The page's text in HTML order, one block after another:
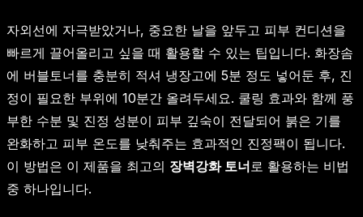
자외선에 자극받았거나, 중요한 날을 앞두고 피부 컨디션을
빠르게 끌어올리고 싶을 때 활용할 수 있는 팁입니다. 화장솜
에 버블토너를 충분히 적셔 냉장고에 5분 정도 넣어둔 후, 진
정이 필요한 부위에 10분간 올려두세요. 쿨링 효과와 함께 풍
부한 수분 및 진정 성분이 피부 깊숙이 전달되어 붉은 기를
완화하고 피부 온도를 낮춰주는 효과적인 진정팩이 됩니다.
이 방법은 이 제품을 최고의 장벽강화 토너로 활용하는 비법
중 하나입니다.